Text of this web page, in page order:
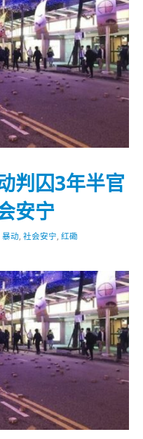
判囚3年半官
安宁
,暴动 ,社会安宁 ,红磡